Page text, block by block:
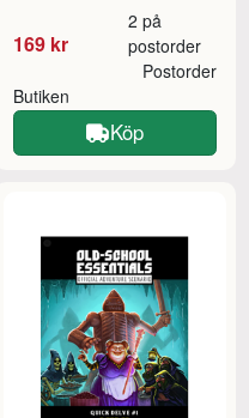
169 kr
2 på
postorder
Butiken
Postorder
Köp